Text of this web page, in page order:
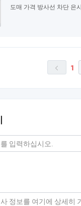
도매 가격 방사선 차단 은
 1